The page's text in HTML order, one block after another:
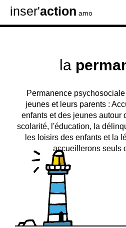
inser'action amo
la
Permanence
jeunes et leurs parents :
enfants et des jeunes autour
scolarité, l'éducation, la
les loisirs des enfants et la
accueillerons seuls